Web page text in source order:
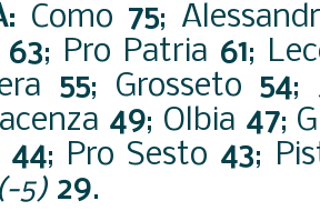
: Como 75;
63; Pro Patria 61;
55; Grosseto 54;
49; Olbia 47;
44; Pro Sesto 43;
(-5) 29.